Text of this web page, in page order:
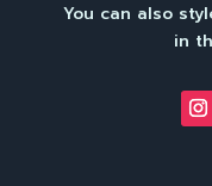
You can also
in